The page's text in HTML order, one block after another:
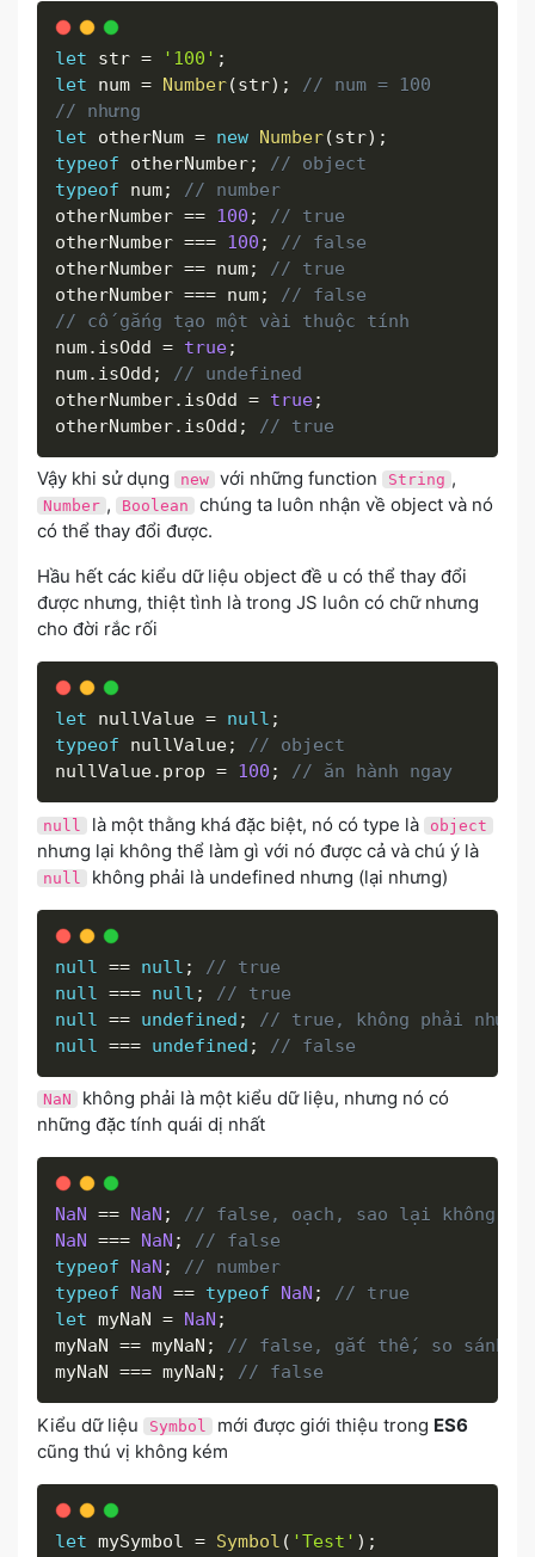
let str = '100' ;
let num = Number(str) ;
// num = 100
// nhưng
let otherNum = new Number(str) ;
typeof otherNumber;
// object
typeof num;
// number
otherNumber == 100 ;
// true
otherNumber === 100 ;
// false
otherNumber == num;
// true
otherNumber === num;
// false
// cố gắng tạo một vài thuộc tính
num. isOdd = true;
num. isOdd ;
// undefined
otherNumber. isOdd = true;
otherNumber. isOdd ; // true
Vậy khi sử dụng new với những function String ,
Number , Boolean
chúng ta luôn nhận về object và nó
có thể thay đổi được.
Hầu hết các kiểu dữ liệu object đề u có thể thay đổi
được nhưng, thiệt tình là trong JS luôn có chữ nhưng
cho đời rắc rối
let nullValue = null ;
typeof nullValue;
// object
nullValue. prop = 100 ; // ăn hành ngay
null là một thằng khá đặc biệt, nó có type là object
nhưng lại không thể làm gì với nó được cả và chú ý là
null không phải là undefined nhưng (lại nhưng)
null == null ;
// true
null === null ;
// true
null == undefined ;
// true, không phải
null === undefined ; // false
NaN
không phải là một kiểu dữ liệu, nhưng nó có
những đặc tính quái dị nhất
NaN == NaN ;
// false, oạch, sao lại không
NaN
=== NaN ;
// false
typeof
NaN ;
// number
typeof
NaN == typeof NaN ;
// true
let myNaN = NaN ;
myNaN == myNaN ;
// false, gắt thế, so sánh
myNaN === myNaN ; // false
Kiểu dữ liệu Symbol mới được giới thiệu trong ES6
cũng thú vị không kém
let mySymbol = Symbol ( 'Test' ) ;